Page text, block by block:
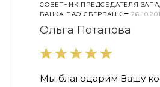
СОВЕТНИК ПРЕДСЕДАТЕЛЯ
БАНКА ПАО СБЕРБАНК –
Ольга Потапова
Мы благодарим Вашу